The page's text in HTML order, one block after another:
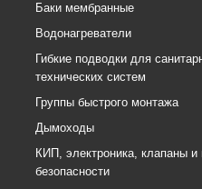
Баки мембранные
Водонагреватели
Гибкие подводки для
технических систем
Группы быстрого монтажа
Дымоходы
КИП, электроника, клапаны и
безопасности